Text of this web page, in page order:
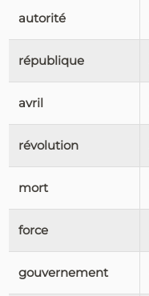
autorité
république
avril
révolution
mort
force
gouvernement